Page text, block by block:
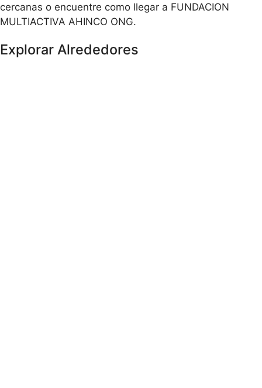
cercanas o encuentre como llegar a FUNDACION
MULTIACTIVA AHINCO ONG.
Explorar Alrededores